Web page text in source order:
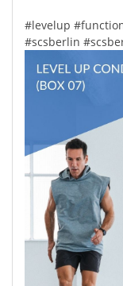
#levelup
#scsberlin